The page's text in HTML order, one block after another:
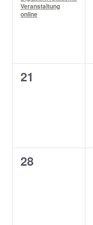
Veranstaltung
online
0
21
0
28